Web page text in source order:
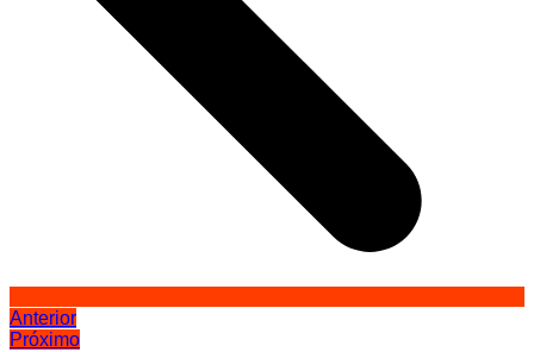
Anterior
Próximo